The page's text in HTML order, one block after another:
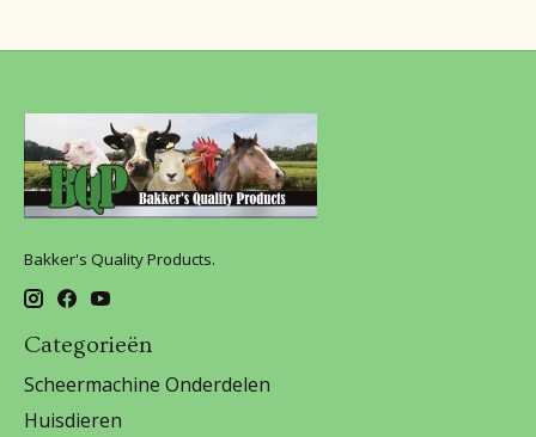
Bakker's Quality Products.
Categorieën
Scheermachine Onderdelen
Huisdieren